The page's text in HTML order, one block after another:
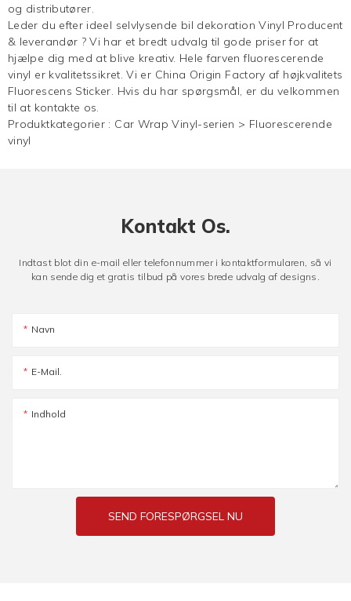
og distributører.
Leder du efter ideel selvlysende bil dekoration Vinyl Producent
& leverandør ? Vi har et bredt udvalg til gode priser for at
hjælpe dig med at blive kreativ. Hele farvenfluorescerende
vinyl er kvalitetssikret. Vi er China Origin Factory af højkvalitets
Fluorescens Sticker. Hvis du har spørgsmål, er du velkommen
til at kontakte os.
Produktkategorier : Car Wrap Vinyl-serien > Fluorescerende
vinyl
Kontakt Os.
Indtast blot din e-mail eller telefonnummer i kontaktformularen, så vi
kan sende dig et gratis tilbud på vores brede udvalg af designs.
Navn
E-Mail.
Indhold
SEND FORESPØRGSEL NU